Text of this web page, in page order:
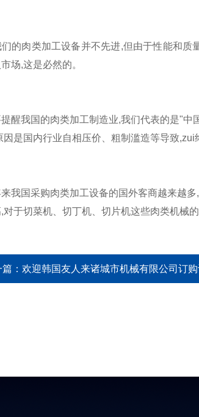
肉类加工设备并不先进,但由于性能和质
场,这是必然的。
我国的肉类加工制造业,我们代表的是"中
因是国内行业自相压价、粗制滥造等导致,zui
国采购肉类加工设备的国外客商越来越多,
对于切菜机、切丁机、切片机这些肉类机械
篇： 欢迎韩国友人来诸城市机械有限公司订